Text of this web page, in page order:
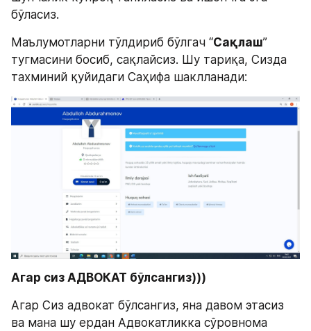
бўласиз.
Маълумотларни тўлдириб бўлгач “Сақлаш”
тугмасини босиб, сақлайсиз. Шу тариқа, Сизда
тахминий қуйидаги Саҳифа шаклланади:
Агар сиз АДВОКАТ бўлсангиз)))
Агар Сиз адвокат бўлсангиз, яна давом этасиз
ва мана шу ердан Адвокатликка сўровнома